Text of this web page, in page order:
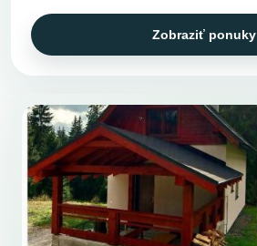
Zobraziť ponuky